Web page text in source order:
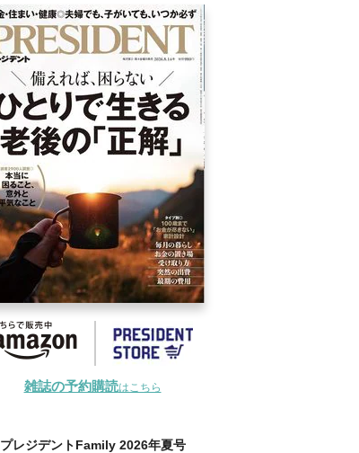
雑誌の予約購読はこちら
プレジデントFamily 2026年夏号